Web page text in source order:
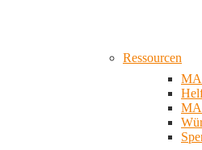
Ressourcen